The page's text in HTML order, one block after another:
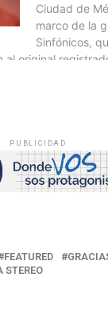
PUBLICIDAD
FEATURED
STEREO